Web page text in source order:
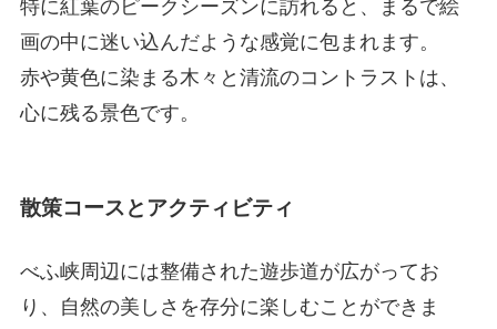
特に紅葉のピークシーズンに訪れると、まるで絵
画の中に迷い込んだような感覚に包まれます。
赤や黄色に染まる木々と清流のコントラストは、
心に残る景色です。
散策コースとアクティビティ
べふ峡周辺には整備された遊歩道が広がってお
り、自然の美しさを存分に楽しむことができま